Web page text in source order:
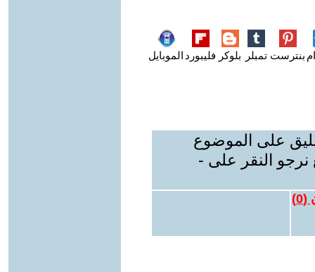
بنترست تمبلر بلوكر فليبورد الموبايل
على الموضوع
نرجو النقر على -
(
0
)